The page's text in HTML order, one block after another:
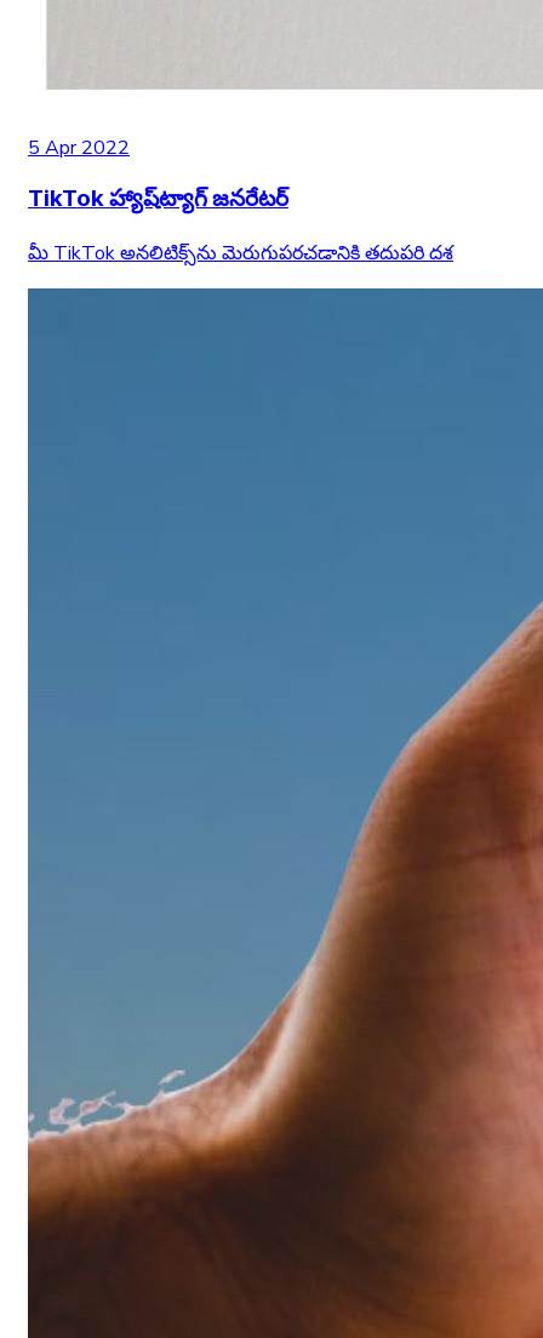
5 Apr 2022
TikTok హ్యాష్‌ట్యాగ్ జనరేటర్
మీ TikTok అనలిటిక్స్‌ను మెరుగుపరచడానికి తదుపరి దశ